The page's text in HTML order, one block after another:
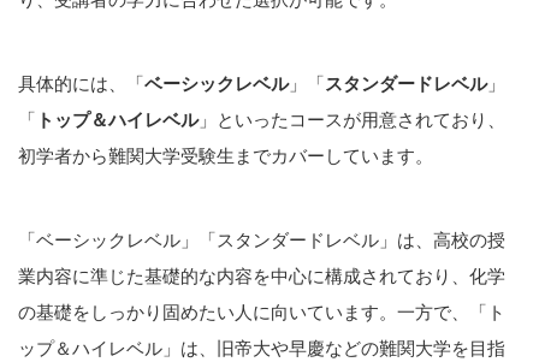
具体的には、「ベーシックレベル」「スタンダードレベル」
「 トップ＆ハイレベル」といったコースが用意されており、
初学者から難関大学受験生までカバーしています。
「ベーシックレベル」「スタンダードレベル」は、高校の授
業内容に準じた基礎的な内容を中心に構成されており、化学
の基礎をしっかり固めたい人に向いています。一方で、「ト
ップ＆ハイレベル」は、旧帝大や早慶などの難関大学を目指